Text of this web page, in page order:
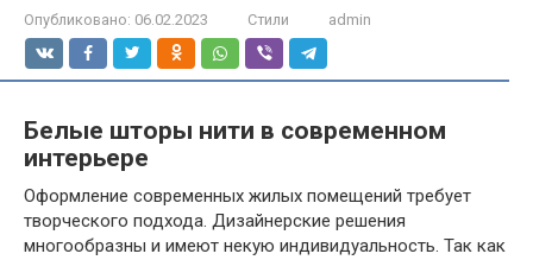
Опубликовано: 06.02.2023 Стили admin
Белые шторы нити в современном
интерьере
Оформление современных жилых помещений требует
творческого подхода. Дизайнерские решения
многообразны и имеют некую индивидуальность. Так как